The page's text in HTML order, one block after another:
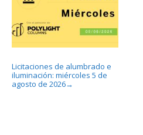
Licitaciones de alumbrado e
iluminación: miércoles 5 de
agosto de 2026→